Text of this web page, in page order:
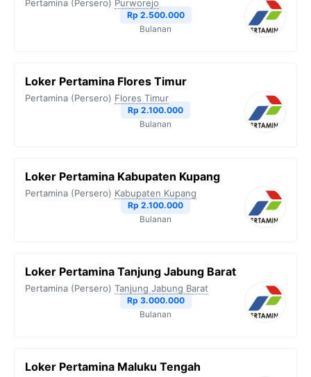
Pertamina (Persero) Purworejo
Rp 2.500.000
Bulanan
Loker Pertamina Flores Timur
Pertamina (Persero) Flores Timur
Rp 2.100.000
Bulanan
Loker Pertamina Kabupaten Kupang
Pertamina (Persero) Kabupaten Kupang
Rp 2.100.000
Bulanan
Loker Pertamina Tanjung Jabung Barat
Pertamina (Persero) Tanjung Jabung Barat
Rp 3.000.000
Bulanan
Loker Pertamina Maluku Tengah